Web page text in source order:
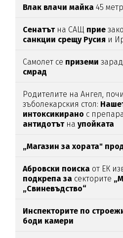
Влак влачи майка 45
Сенатътна САЩ прие
санкции срещу Русия и
Самолет се приземи
смрад
Родителите на Ангел,
зъболекарския стол:
интоксикирано с
антидотътнаупойката
„Магазин за хората"
Абровски поиска от ЕК
подкрепа за секторите
„Свиневъдство“
Инспекторите по
боди камери